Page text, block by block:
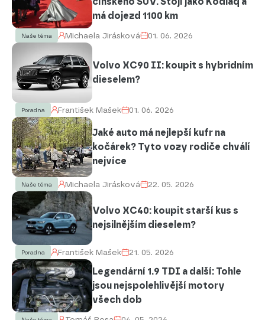
má dojezd 1100 km
Naše téma Michaela Jirásková 01. 06. 2026
Volvo XC90 II: koupit s hybridním
dieselem?
Poradna František Mašek 01. 06. 2026
Jaké auto má nejlepší kufr na
kočárek? Tyto vozy rodiče chválí
nejvíce
Naše téma Michaela Jirásková 22. 05. 2026
Volvo XC40: koupit starší kus s
nejsilnějším dieselem?
Poradna František Mašek 21. 05. 2026
Legendární 1.9 TDI a další: Tohle
jsou nejspolehlivější motory
všech dob